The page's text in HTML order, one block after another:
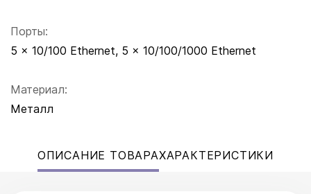
Порты:
5 x 10/100 Ethernet, 5 x 10/100/1000 Ethernet
Материал:
Металл
ОПИСАНИЕ ТОВАРАХАРАКТЕРИСТИКИ